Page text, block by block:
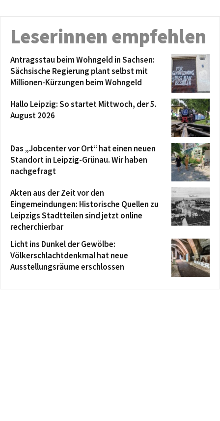
Leserinnen empfehlen
Antragsstau beim Wohngeld in Sachsen:
Sächsische Regierung plant selbst mit
Millionen-Kürzungen beim Wohngeld
Hallo Leipzig: So startet Mittwoch, der 5.
August 2026
Das „Jobcenter vor Ort“ hat einen neuen
Standort in Leipzig-Grünau. Wir haben
nachgefragt
Akten aus der Zeit vor den
Eingemeindungen: Historische Quellen zu
Leipzigs Stadtteilen sind jetzt online
recherchierbar
Licht ins Dunkel der Gewölbe:
Völkerschlachtdenkmal hat neue
Ausstellungsräume erschlossen